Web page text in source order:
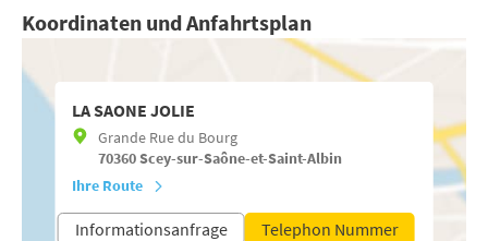
Koordinaten und Anfahrtsplan
LA SAONE JOLIE
Grande Rue du Bourg
70360Scey-sur-Saône-et-Saint-Albin
Ihre Route
Informationsanfrage Telephon Nummer